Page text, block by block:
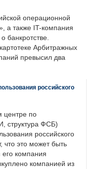
операционной
а также IT-компания
банкротстве.
Арбитражных
превысил два
российского
центре по
структура ФСБ)
российского
что это может быть
его компания
компанией из